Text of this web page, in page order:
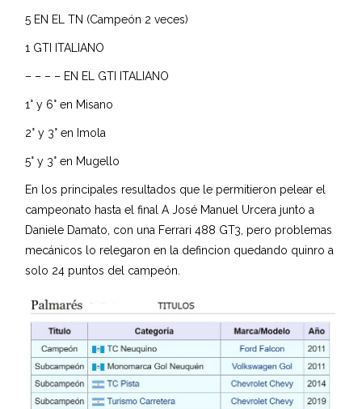
5 EN EL TN (Campeón 2 veces)
1 GTI ITALIANO
– – – – EN EL GTI ITALIANO
1° y 6° en Misano
2° y 3° en Imola
5° y 3° en Mugello
En los principales resultados que le permitieron pelear el
campeonato hasta el final A José Manuel Urcera junto a
Daniele Damato, con una Ferrari 488 GT3, pero problemas
mecánicos lo relegaron en la defincion quedando quinro a
solo 24 puntos del campeón.